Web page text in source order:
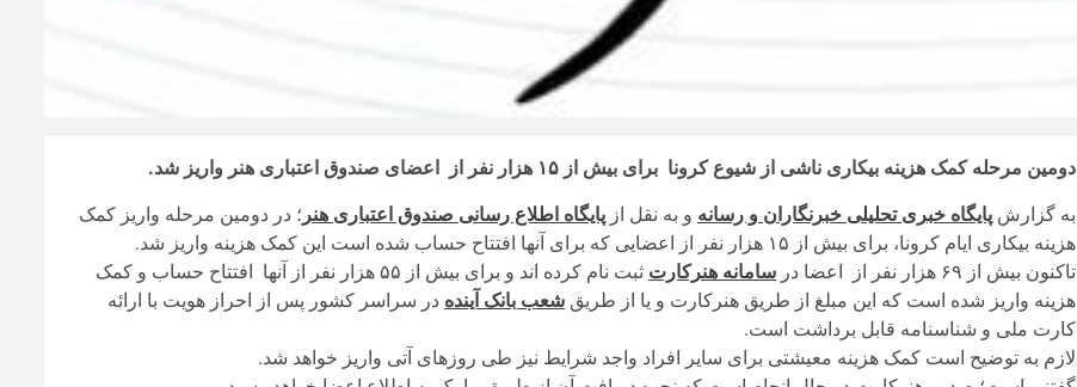
دومین مرحله کمک هزینه بیکاری ناشی از شیوع کرونا برای بیش از ۱۵ هزار نفر از اعضای صندوق اعتباری هنر واریز شد.
به گزارش پایگاه خبری تحلیلی خبرنگاران و رسانه و به نقل از پایگاه اطلاع رسانی صندوق اعتباری هنر ؛ در دومین مرحله واریز کمک
هزینه بیکاری ایام کرونا، برای بیش از ۱۵ هزار نفر از اعضایی که برای آنها افتتاح حساب شده است این کمک هزینه واریز شد.
تاکنون بیش از ۶۹ هزار نفر از اعضا در
سامانه هنرکارت
ثبت نام کرده اند و برای بیش از ۵۵ هزار نفر از آنها افتتاح حساب و کمک
هزینه واریز شده است که این مبلغ از طریق هنرکارت و یا از طریق شعب بانک آینده در سراسر کشور پس از احراز هویت با ارائه
کارت ملی و شناسنامه قابل برداشت است.
لازم به توضیح است کمک هزینه معیشتی برای سایر افراد واجد شرایط نیز طی روزهای آتی واریز خواهد شد.